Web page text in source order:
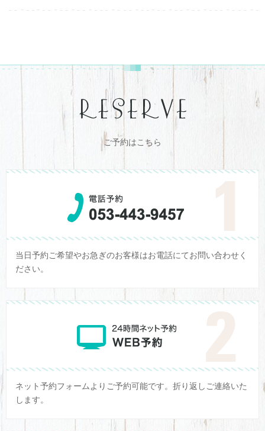
ご予約はこちら
当日予約ご希望やお急ぎのお客様はお電話にてお問い合わせく
ださい。
ネット予約フォームよりご予約可能です。折り返しご連絡いた
します。